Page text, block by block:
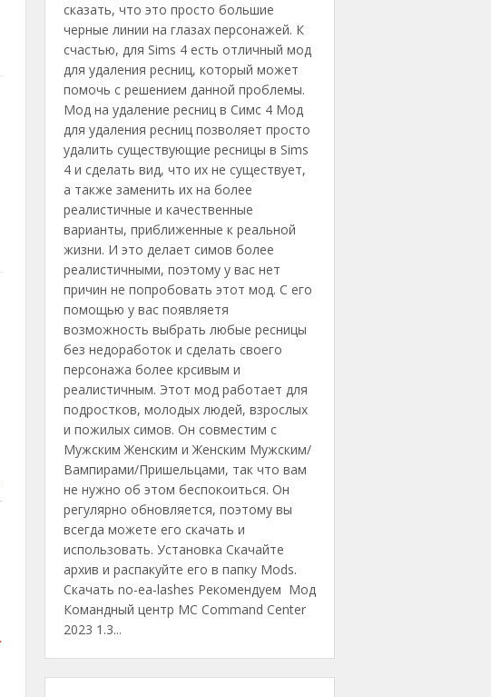
сказать, что это просто большие
черные линии на глазах персонажей. К
счастью, для Sims 4 есть отличный мод
для удаления ресниц, который может
помочь с решением данной проблемы.
Мод на удаление ресниц в Симс 4 Мод
для удаления ресниц позволяет просто
удалить существующие ресницы в Sims
4 и сделать вид, что их не существует,
а также заменить их на более
реалистичные и качественные
варианты, приближенные к реальной
жизни. И это делает симов более
реалистичными, поэтому у вас нет
причин не попробовать этот мод. С его
помощью у вас появляетя
возможность выбрать любые ресницы
без недоработок и сделать своего
персонажа более крсивым и
реалистичным. Этот мод работает для
подростков, молодых людей, взрослых
и пожилых симов. Он совместим с
Мужским Женским и Женским Мужским/
Вампирами/Пришельцами, так что вам
не нужно об этом беспокоиться. Он
регулярно обновляется, поэтому вы
всегда можете его скачать и
использовать. Установка Скачайте
архив и распакуйте его в папку Mods.
Скачать no-ea-lashes Рекомендуем Мод
Командный центр MC Command Center
2023 1.3...